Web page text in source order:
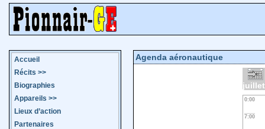
Accueil
Récits >>
Biographies
Appareils >>
Lieux d’action
Partenaires
Agenda aéronautique
0:00
7:00